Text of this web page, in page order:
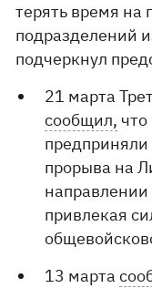
терять время на
подразделений
подчеркнул
21 марта
сообщил,
прорыва на
привлекая
13 марта